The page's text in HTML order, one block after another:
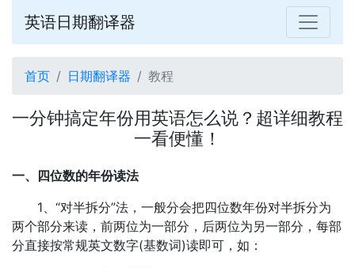
英语日期翻译器
首页 日期翻译器 教程
一分钟搞定年份用英语怎么说？超详细教程
一看便懂！
一、四位数的年份读法
1、“对半拆分”法，一般分会把四位数年份对半拆分为
两个部分来读，前两位为一部分，后两位为另一部分，每部
分直接按常规英文数字(基数词)读即可，如：